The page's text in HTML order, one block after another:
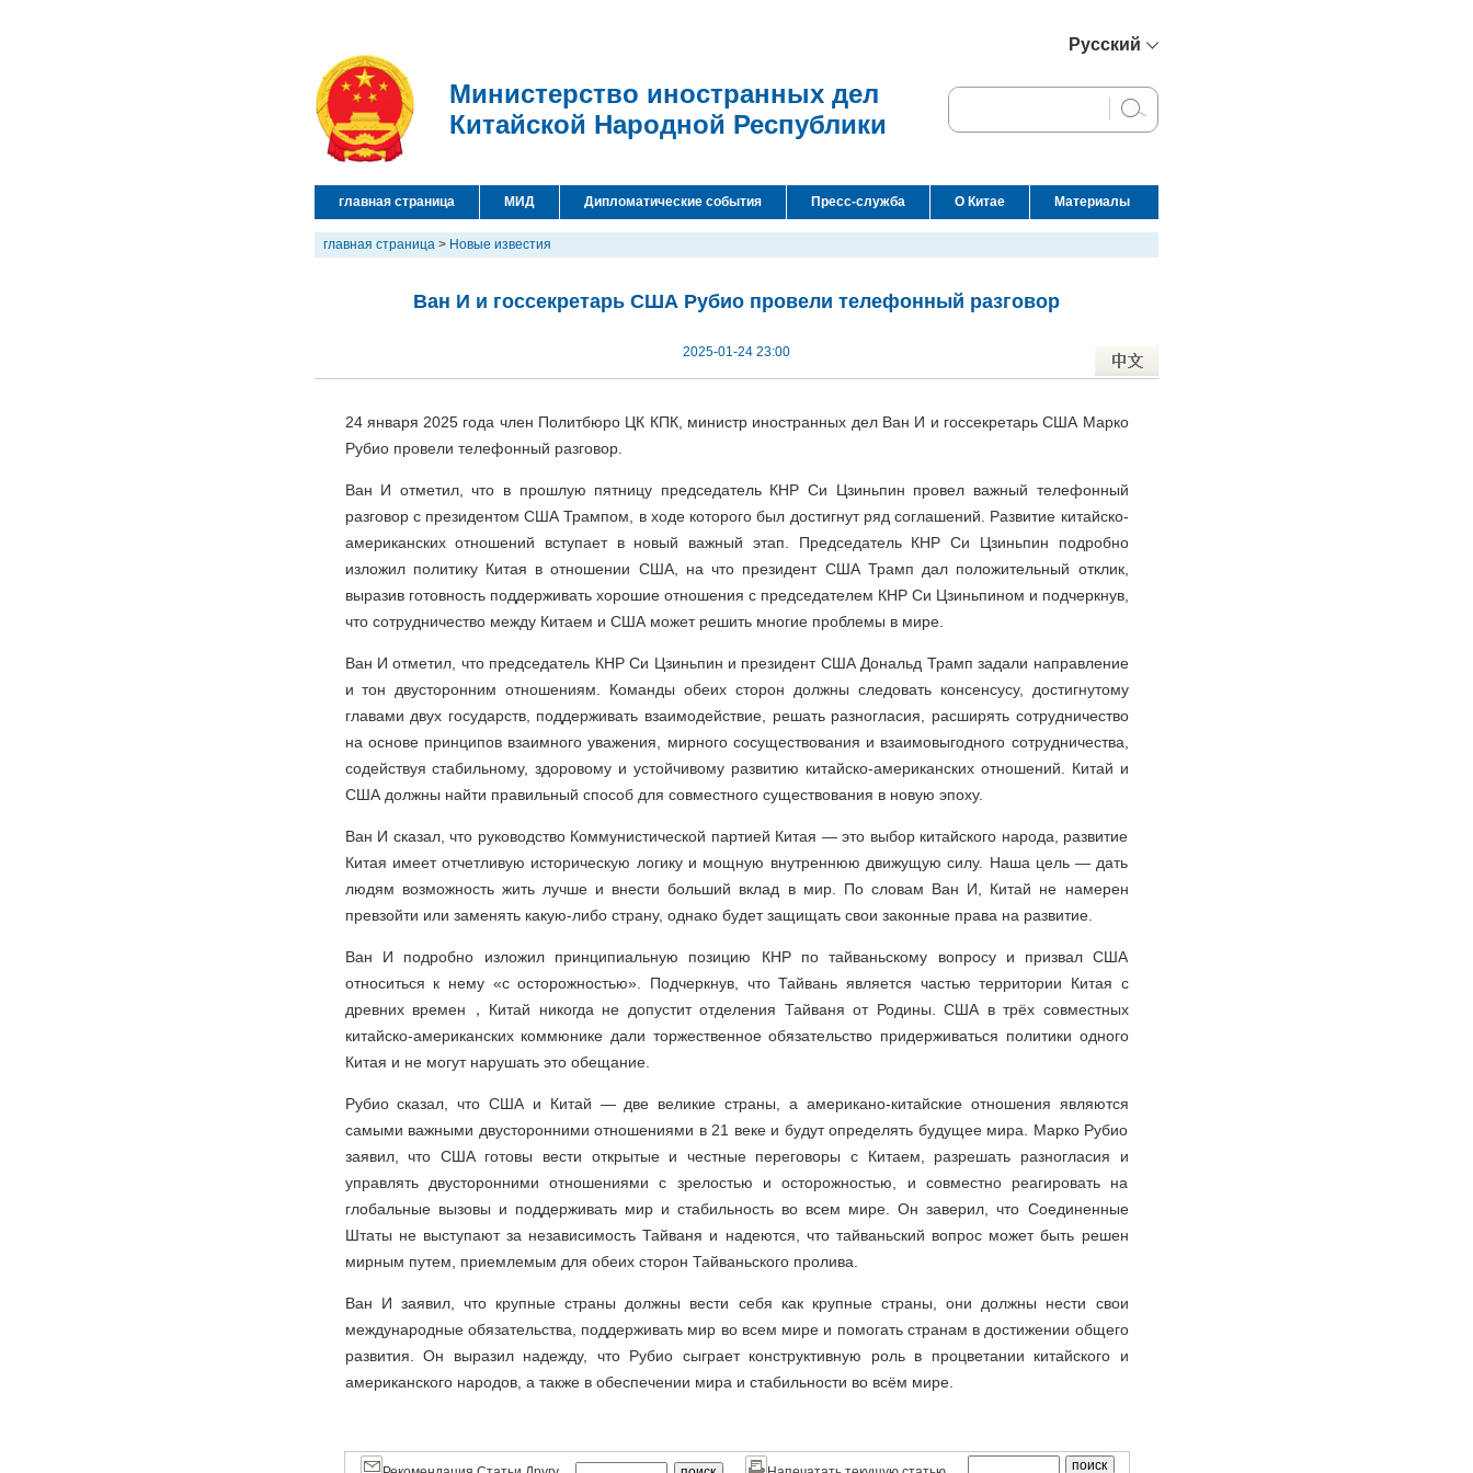
Русский
English
Español
عربي
Министерство иностранных дел
Китайской Народной Республики
главная страница МИД Дипломатические события Пресс-служба О Китае Материалы
главная страница > Новые известия
Ван И и госсекретарь США Рубио провели телефонный разговор
2025-01-24 23:00
24 января 2025 года член Политбюро ЦК КПК, министр иностранных дел Ван И и госсекретарь США Марко
Рубио провели телефонный разговор.
Ван И отметил, что в прошлую пятницу председатель КНР Си Цзиньпин провел важный телефонный
разговор с президентом США Трампом, в ходе которого был достигнут ряд соглашений. Развитие китайско-
американских отношений вступает в новый важный этап. Председатель КНР Си Цзиньпин подробно
изложил политику Китая в отношении США, на что президент США Трамп дал положительный отклик,
выразив готовность поддерживать хорошие отношения с председателем КНР Си Цзиньпином и подчеркнув,
что сотрудничество между Китаем и США может решить многие проблемы в мире.
Ван И отметил, что председатель КНР Си Цзиньпин и президент США Дональд Трамп задали направление
и тон двусторонним отношениям. Команды обеих сторон должны следовать консенсусу, достигнутому
главами двух государств, поддерживать взаимодействие, решать разногласия, расширять сотрудничество
на основе принципов взаимного уважения, мирного сосуществования и взаимовыгодного сотрудничества,
содействуя стабильному, здоровому и устойчивому развитию китайско-американских отношений. Китай и
США должны найти правильный способ для совместного существования в новую эпоху.
Ван И сказал, что руководство Коммунистической партией Китая — это выбор китайского народа, развитие
Китая имеет отчетливую историческую логику и мощную внутреннюю движущую силу. Наша цель — дать
людям возможность жить лучше и внести больший вклад в мир. По словам Ван И, Китай не намерен
превзойти или заменять какую-либо страну, однако будет защищать свои законные права на развитие.
Ван И подробно изложил принципиальную позицию КНР по тайваньскому вопросу и призвал США
относиться к нему «с осторожностью». Подчеркнув, что Тайвань является частью территории Китая с
древних времен，Китай никогда не допустит отделения Тайваня от Родины. США в трёх совместных
китайско-американских коммюнике дали торжественное обязательство придерживаться политики одного
Китая и не могут нарушать это обещание.
Рубио сказал, что США и Китай — две великие страны, а американо-китайские отношения являются
самыми важными двусторонними отношениями в 21 веке и будут определять будущее мира. Марко Рубио
заявил, что США готовы вести открытые и честные переговоры с Китаем, разрешать разногласия и
управлять двусторонними отношениями с зрелостью и осторожностью, и совместно реагировать на
глобальные вызовы и поддерживать мир и стабильность во всем мире. Он заверил, что Соединенные
Штаты не выступают за независимость Тайваня и надеются, что тайваньский вопрос может быть решен
мирным путем, приемлемым для обеих сторон Тайваньского пролива.
Ван И заявил, что крупные страны должны вести себя как крупные страны, они должны нести свои
международные обязательства, поддерживать мир во всем мире и помогать странам в достижении общего
развития. Он выразил надежду, что Рубио сыграет конструктивную роль в процветании китайского и
американского народов, а также в обеспечении мира и стабильности во всём мире.